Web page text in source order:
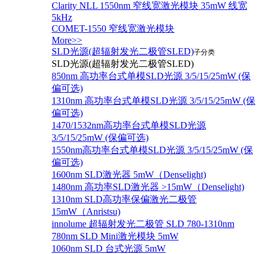
Clarity NLL 1550nm 窄线宽激光模块 35mW 线宽
5kHz
COMET-1550 窄线宽激光模块
More>>
SLD光源(超辐射发光二极管SLED)子分类
SLD光源(超辐射发光二极管SLED)
850nm 高功率台式单模SLD光源 3/5/15/25mW (保
偏可选)
1310nm 高功率台式单模SLD光源 3/5/15/25mW (保
偏可选)
1470/1532nm高功率台式单模SLD光源
3/5/15/25mW (保偏可选)
1550nm高功率台式单模SLD光源 3/5/15/25mW (保
偏可选)
1600nm SLD激光器 5mW（Denselight)
1480nm 高功率SLD激光器 >15mW（Denselight)
1310nm SLD高功率保偏激光二极管
15mW（Anristsu)
innolume 超辐射发光二极管 SLD 780-1310nm
780nm SLD Mini激光模块 5mW
1060nm SLD 台式光源 5mW